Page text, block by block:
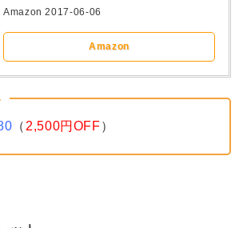
Amazon 2017-06-06
Amazon
（ 2,500円OFF）